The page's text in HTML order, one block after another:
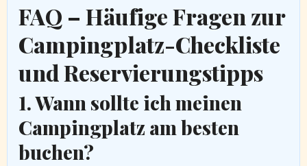
FAQ – Häufige Fragen zur
Campingplatz-Checkliste
und Reservierungstipps
1. Wann sollte ich meinen
Campingplatz am besten
buchen?